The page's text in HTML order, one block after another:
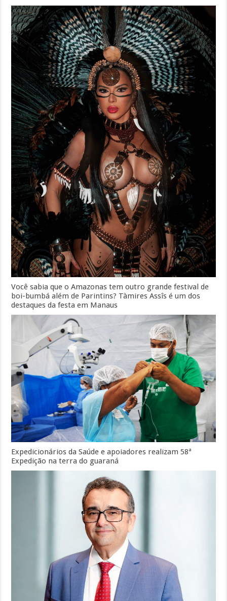
Você sabia que o Amazonas tem outro grande festival de
boi-bumbá além de Parintins? Tàmires Assîs é um dos
destaques da festa em Manaus
Expedicionários da Saúde e apoiadores realizam 58ª
Expedição na terra do guaraná